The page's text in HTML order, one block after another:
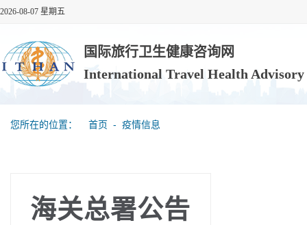
2026-08-07 星期五
国际旅行卫生健康咨询网
International Travel Health
您所在的位置： 首页 ‐ 疫情信息
海关总署公告